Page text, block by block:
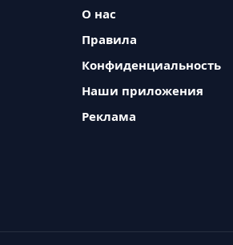
О нас
Правила
Конфиденциальность
Наши приложения
Реклама